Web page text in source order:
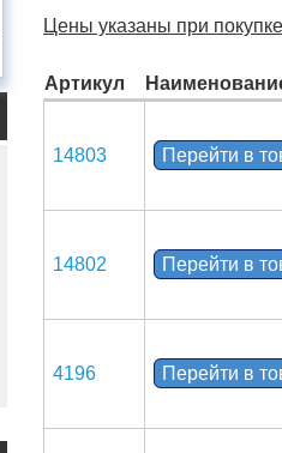
Цены указаны при
Артикул
14803 Перейти в
14802 Перейти в
4196 Перейти в